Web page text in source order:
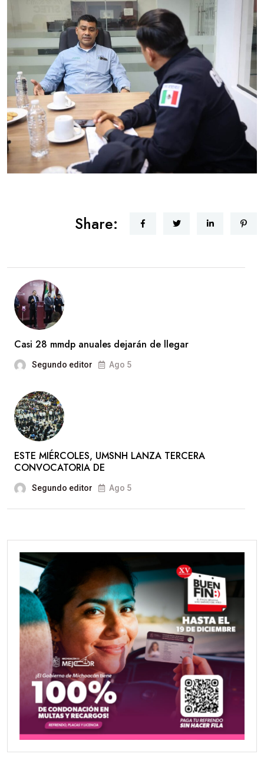
Share:
Casi 28 mmdp anuales dejarán de llegar
Segundo editor Ago 5
ESTE MIÉRCOLES, UMSNH LANZA TERCERA
CONVOCATORIA DE
Segundo editor Ago 5